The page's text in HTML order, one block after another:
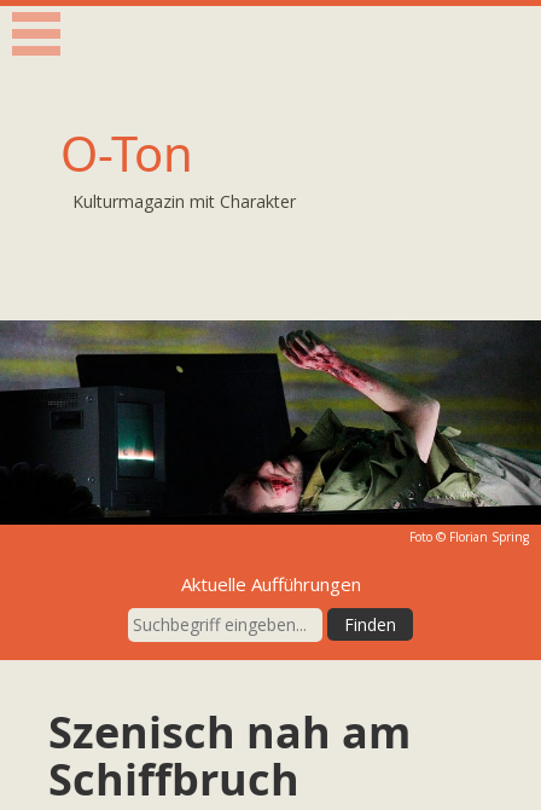
O-Ton
Kulturmagazin mit Charakter
Foto © Florian Spring
Aktuelle Aufführungen
Szenisch nah am
Schiffbruch